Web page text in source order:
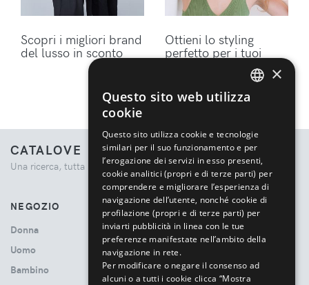
Scopri i migliori brand
del lusso in sconto
Ottieni lo styling
perfetto per i tuoi
accessori Dyson
CATALOVE
Una ricerca, tutta la moda.
NEGOZIO
Donna
Uomo
Bambino
×
Questo sito web utilizza
cookie
Questo sito utilizza cookie e tecnologie
similari per il suo funzionamento e per
l’erogazione dei servizi in esso presenti,
cookie analitici (propri e di terze parti) per
comprendere e migliorare l’esperienza di
navigazione dell’utente, nonché cookie di
profilazione (propri e di terze parti) per
inviarti pubblicità in linea con le tue
preferenze manifestate nell’ambito della
navigazione in rete.
Per modificare o negare il consenso ad
alcuni o a tutti i cookie clicca “Mostra